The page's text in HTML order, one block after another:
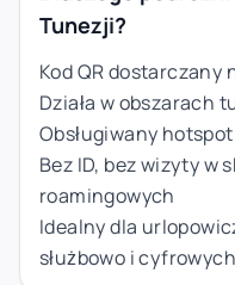
Tunezji?
Kod QR
Działa w obszarach
Obsługiwany
Bez ID, bez wizyty w
roamingowych
Idealny dla
służbowo i